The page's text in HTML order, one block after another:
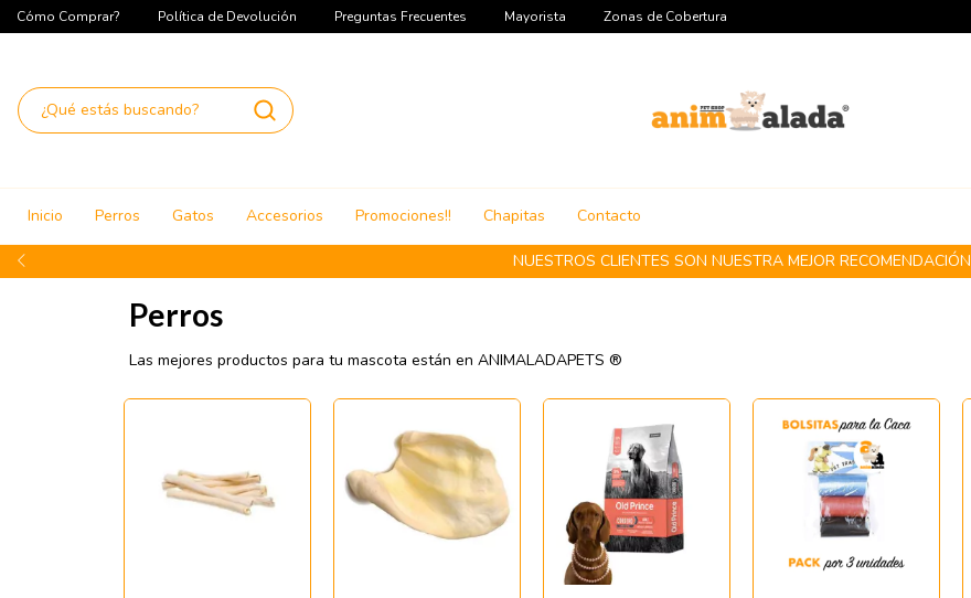
Cómo Comprar? Política de Devolución Preguntas Frecuentes Mayorista Zonas de Cobertura
NUESTROS CLIENTES SON NUESTRA MEJOR RECOMENDACIÓN
Inicio Perros Gatos Accesorios Promociones!! Chapitas Contacto
Perros
Las mejores productos para tu mascota están en ANIMALADAPETS ®